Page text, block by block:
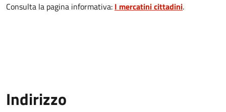
Consulta la pagina informativa: I mercatini cittadini.
Indirizzo